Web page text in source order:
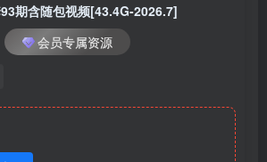
自拍34[51P-73.4M]
自拍35[48P-72.4M]
拍36[49P-82.8M]
拍37[50P-80.7M]
期含随包视频[43.4G-2026.7]
会员专属资源